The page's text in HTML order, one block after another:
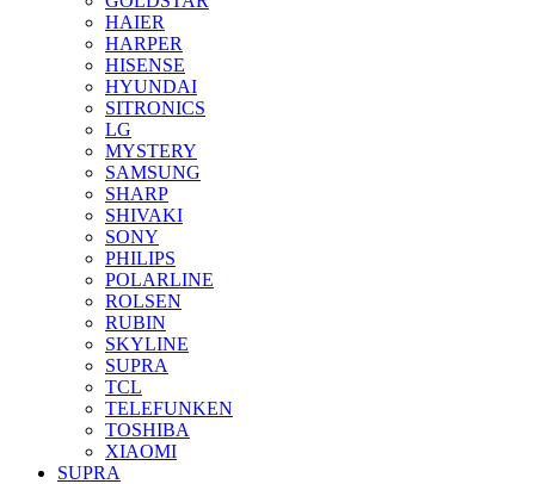
HAIER
HARPER
HISENSE
HYUNDAI
SITRONICS
LG
MYSTERY
SAMSUNG
SHARP
SHIVAKI
SONY
PHILIPS
POLARLINE
ROLSEN
RUBIN
SKYLINE
SUPRA
TCL
TELEFUNKEN
TOSHIBA
XIAOMI
SUPRA